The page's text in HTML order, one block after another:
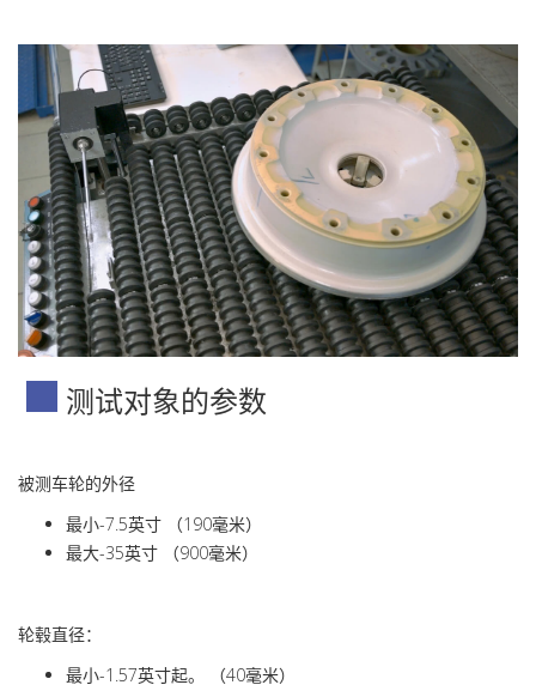
测试对象的参数
被测车轮的外径
最小-7.5英寸 （190毫米）
最大-35英寸 （900毫米）
轮毂直径：
最小-1.57英寸起。 （40毫米）